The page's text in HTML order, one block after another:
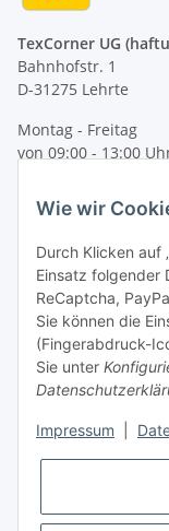
TexCorner UG
Bahnhofstr. 1
D-31275 Lehrte
Montag - Freitag
von 09:00 - 13:00
Tel: +49 (0) 5132
E-Mail:
Wie wir
Durch Klicken auf
Einsatz folgender
ReCaptcha,
Sie können die
(Fingerabdruck-
Sie unter
Impressum